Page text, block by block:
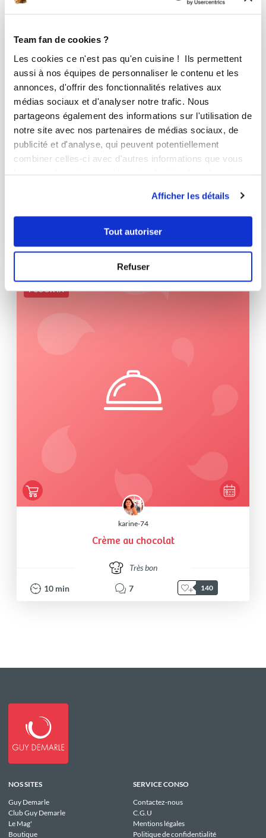
Team fan de cookies ?
Les cookies ce n'est pas qu'en cuisine ! Ils permettent
aussi à nos équipes de personnaliser le contenu et les
annonces, d'offrir des fonctionnalités relatives aux
médias sociaux et d'analyser notre trafic. Nous
partageons également des informations sur l'utilisation de
notre site avec nos partenaires de médias sociaux, de
publicité et d'analyse, qui peuvent potentiellement
combiner celles-ci avec d'autres informations que vous
Afficher les détails
Tout autoriser
Refuser
Flan aux oeufs
I-COOK'IN
karine-74
Crème au chocolat
Très bon
10 min 7 140
NOS SITES
Guy Demarle
Club Guy Demarle
Le Mag'
Boutique
SERVICE CONSO
Contactez-nous
C.G.U
Mentions légales
Politique de confidentialité